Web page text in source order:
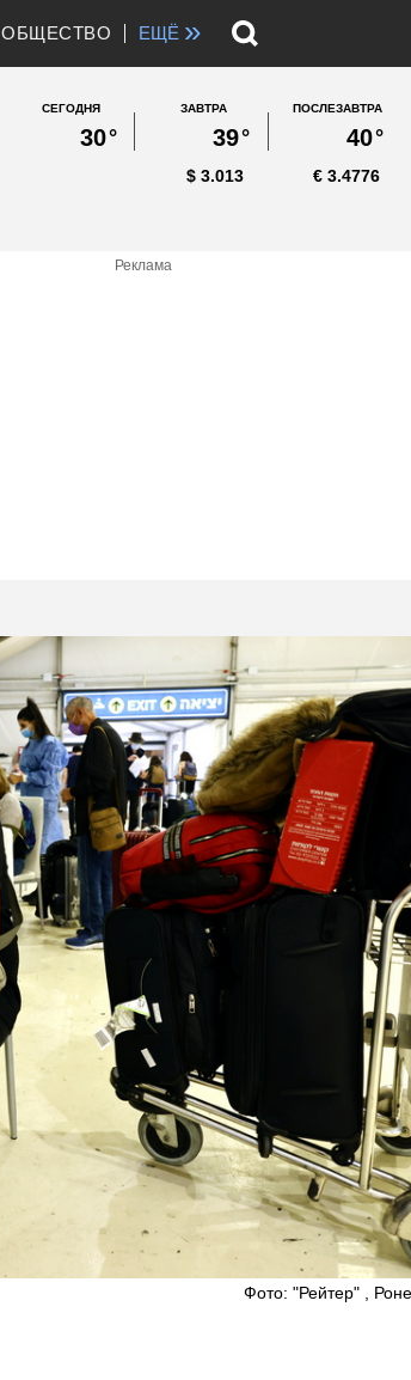
ОБЩЕСТВО ЕЩЁ »
СЕГОДНЯ
30°
ЗАВТРА
39°
ПОСЛЕЗАВТРА
40°
3.013
$ 3.4776
€
Реклама
Фото: "Рейтер" ,